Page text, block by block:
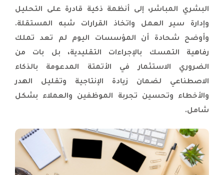
تحسين إجراءات العمل لموظفي الشركة
العامة للكهرباء |
العربية للتنمية والتطوير تستقبل رئيس
هيئة اعتماد المؤسسات الصحية الليبية
لبحث برامج تطوير مشتركة |
اختتام ورشة عمل الحماية من الاحتيال
السيبراني بمصرف الجمهورية (SOC
العمل وتكشف آفاق الأتمتة الذكية
المدعومة بالذكاء الاصطناعي |
الجهود تعزّز كفاءة الكوادر الوطنية بتخريج
البشري المباشر، إلى أنظمة ذكية قادرة على التحليل
وإدارة سير العمل واتخاذ القرارات شبه المستقلة.
وأوضح شحادة أن المؤسسات اليوم لم تعد تملك
رفاهية التمسك بالإجراءات التقليدية، بل بات من
الضروري الاستثمار في الأتمتة المدعومة بالذكاء
الاصطناعي لضمان زيادة الإنتاجية وتقليل الهدر
والأخطاء وتحسين تجربة الموظفين والعملاء بشكل
شامل.